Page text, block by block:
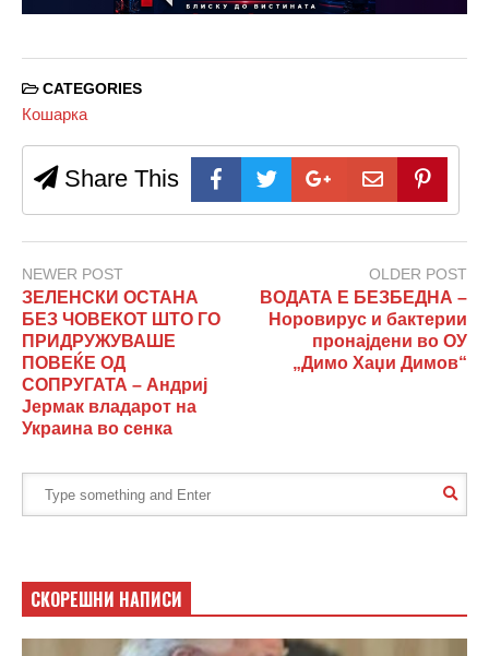
CATEGORIES
Кошарка
Share This
NEWER POST
ЗЕЛЕНСКИ ОСТАНА
БЕЗ ЧОВЕКОТ ШТО ГО
ПРИДРУЖУВАШЕ
ПОВЕЌЕ ОД
СОПРУГАТА – Андриј
Јермак владарот на
Украина во сенка
OLDER POST
ВОДАТА Е БЕЗБЕДНА –
Норовирус и бактерии
пронајдени во ОУ
„Димо Хаџи Димов“
СКОРЕШНИ НАПИСИ